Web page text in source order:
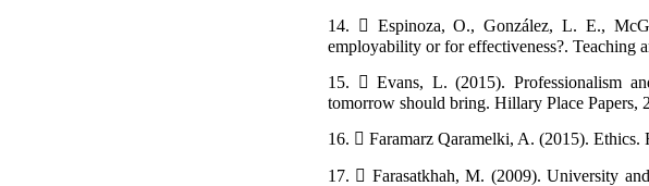
14.  Espinoza, O., González, L. E.,
employability or for effectiveness?. Teaching
15.  Evans, L. (2015). Professionalism
tomorrow should bring. Hillary Place Papers,
16.  Faramarz Qaramelki, A. (2015).
17.  Farasatkhah, M. (2009). University